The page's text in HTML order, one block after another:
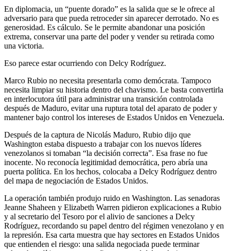
En diplomacia, un “puente dorado” es la salida que se le ofrece al
adversario para que pueda retroceder sin aparecer derrotado. No es
generosidad. Es cálculo. Se le permite abandonar una posición
extrema, conservar una parte del poder y vender su retirada como
una victoria.
Eso parece estar ocurriendo con Delcy Rodríguez.
Marco Rubio no necesita presentarla como demócrata. Tampoco
necesita limpiar su historia dentro del chavismo. Le basta convertirla
en interlocutora útil para administrar una transición controlada
después de Maduro, evitar una ruptura total del aparato de poder y
mantener bajo control los intereses de Estados Unidos en Venezuela.
Después de la captura de Nicolás Maduro, Rubio dijo que
Washington estaba dispuesto a trabajar con los nuevos líderes
venezolanos si tomaban “la decisión correcta”. Esa frase no fue
inocente. No reconocía legitimidad democrática, pero abría una
puerta política. En los hechos, colocaba a Delcy Rodríguez dentro
del mapa de negociación de Estados Unidos.
La operación también produjo ruido en Washington. Las senadoras
Jeanne Shaheen y Elizabeth Warren pidieron explicaciones a Rubio
y al secretario del Tesoro por el alivio de sanciones a Delcy
Rodríguez, recordando su papel dentro del régimen venezolano y en
la represión. Esa carta muestra que hay sectores en Estados Unidos
que entienden el riesgo: una salida negociada puede terminar